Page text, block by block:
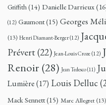
Griffith(14) Danielle Darrieux
(12) Gaumont(15) Georges
(13) Henri Diamant-Berger(12)
Prévert(22) Jean-Louis Croze (12)
Renoir (28) Jean Tedesco(11)
Lumière(17) Louis Delluc
Mack Sennett(15) Marc Allegret (13)